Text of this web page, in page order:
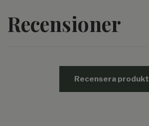
Recensioner
Recensera produkt